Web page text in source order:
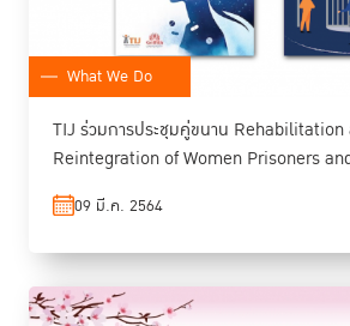
What We Do
TIJ ร่วมการประชุมคู่ขนาน
Reintegration of Women Prisoners
เปิดตัวรายงานการวิจัย
09 มี.ค. 2564